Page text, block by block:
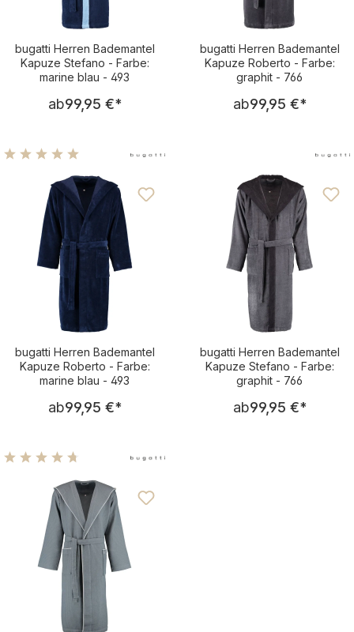
bugatti Herren Bademantel
Kapuze Stefano - Farbe:
marine blau - 493
Regulärer Preis:
ab99,95 €*
bugatti Herren Bademantel
Kapuze Roberto - Farbe:
graphit - 766
Regulärer
ab99,95 €*
Durchschnittliche Bewertung von 5 von 5 Sternen
bugatti Herren Bademantel
Kapuze Roberto - Farbe:
marine blau - 493
Regulärer Preis:
ab99,95 €*
bugatti Herren Bademantel
Kapuze Stefano - Farbe:
graphit - 766
Regulärer
ab99,95 €*
Durchschnittliche Bewertung von 4.83 von 5 Sternen